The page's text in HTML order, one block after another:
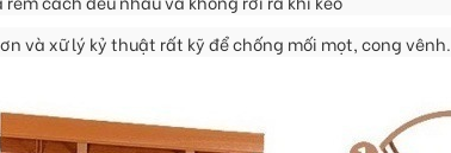
và xữ lý kỷ thuật rất kỹ để chống mối mọt, cong vênh.